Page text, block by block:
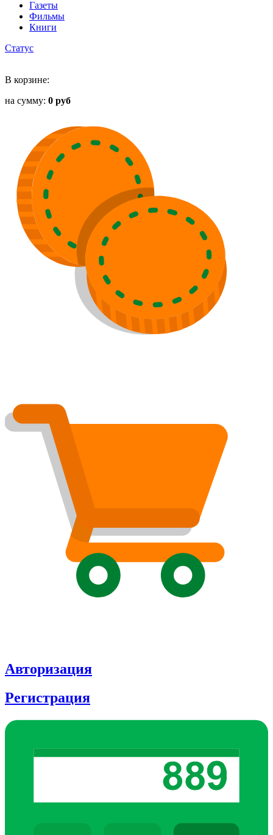
Газеты
Фильмы
Книги
Статус
В корзине:
на сумму: 0 руб
Авторизация
Регистрация